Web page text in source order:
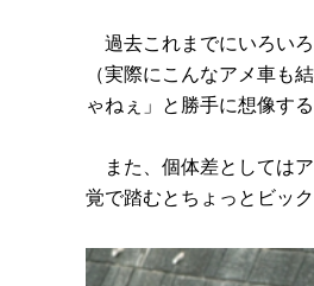
過去これまでにいろい
（実際にこんなアメ車も
ゃねぇ」と勝手に想像する
また、個体差としては
覚で踏むとちょっとビッ